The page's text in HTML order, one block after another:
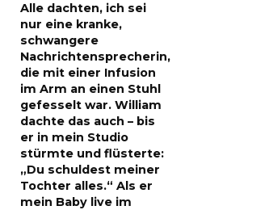
Alle dachten, ich sei
nur eine kranke,
schwangere
Nachrichtensprecherin,
die mit einer Infusion
im Arm an einen Stuhl
gefesselt war. William
dachte das auch – bis
er in mein Studio
stürmte und flüsterte:
„Du schuldest meiner
Tochter alles.“ Als er
mein Baby live im